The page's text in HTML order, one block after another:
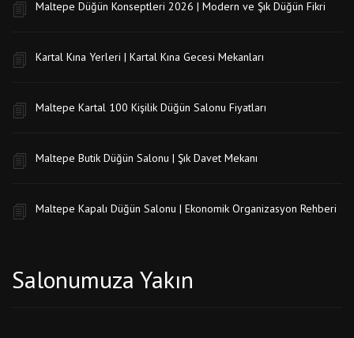
Maltepe Düğün Konseptleri 2026 | Modern ve Şık Düğün Fikri
Kartal Kına Yerleri | Kartal Kına Gecesi Mekanları
Maltepe Kartal 100 Kişilik Düğün Salonu Fiyatları
Maltepe Butik Düğün Salonu | Şık Davet Mekanı
Maltepe Kapalı Düğün Salonu | Ekonomik Organizasyon Rehberi
Salonumuza Yakın